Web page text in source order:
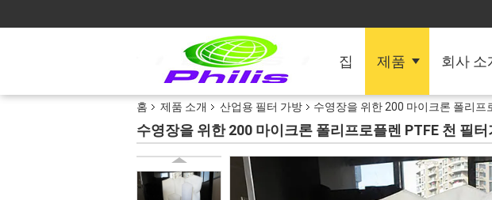
집 제품 회사 소
홈 제품 소개 산업용 필터 가방 수영장을 위한 200 마이크론 폴리프
수영장을 위한 200 마이크론 폴리프로플렌 PTFE 천 필